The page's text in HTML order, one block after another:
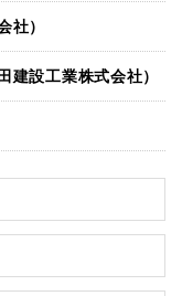
社）
建設工業株式会社）